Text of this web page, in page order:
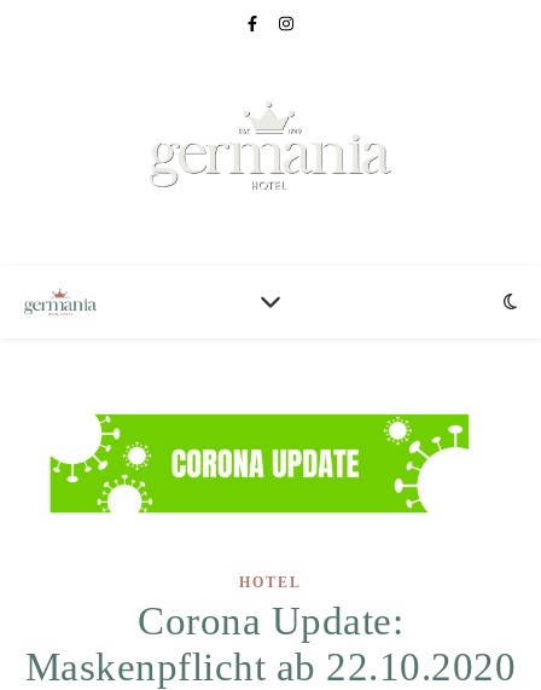
HOTEL
Corona Update:
Maskenpflicht ab 22.10.2020